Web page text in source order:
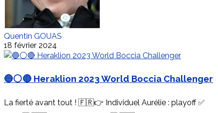
Quentin GOUAS
18 février 2024
🔵⚪️🔴 Heraklion 2023 World Boccia Challenger
La fierté avant tout ! 🇫🇷👉 Individuel Aurélie : playoff ✅